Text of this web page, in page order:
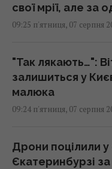
свої мрії, але за
09:25 п'ятниця, 07 серпня
"Так лякають…":
залишиться у
малюка
09:24 п'ятниця, 07 серпня
Дрони поцілили
Єкатеринбурзі